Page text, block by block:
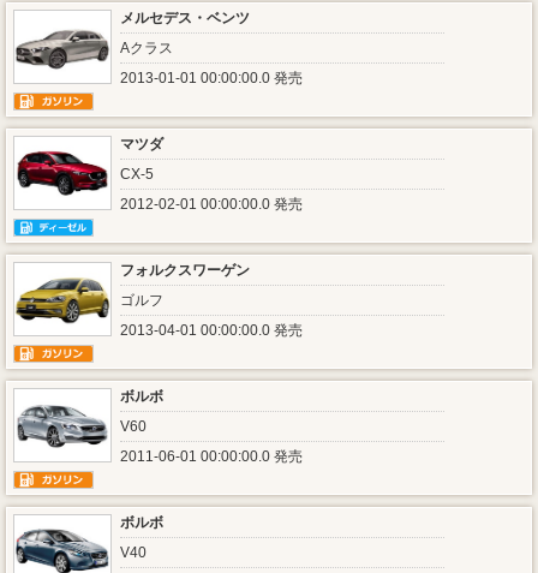
メルセデス・ベンツ
Aクラス
2013-01-01 00:00:00.0 発売
マツダ
CX-5
2012-02-01 00:00:00.0 発売
フォルクスワーゲン
ゴルフ
2013-04-01 00:00:00.0 発売
ボルボ
V60
2011-06-01 00:00:00.0 発売
ボルボ
V40